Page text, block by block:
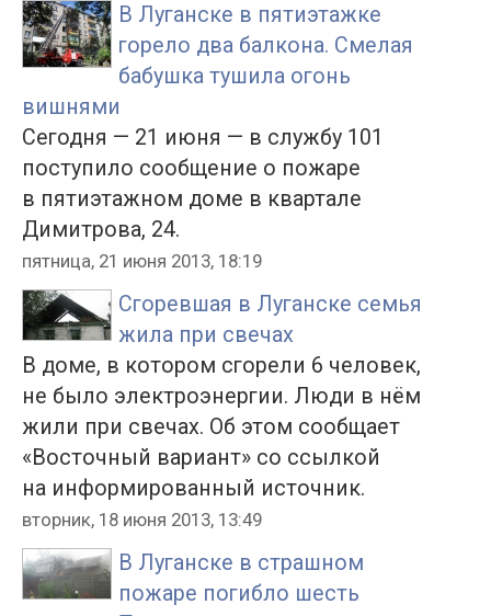
В Луганске в пятиэтажке
горело два балкона. Смелая
бабушка тушила огонь
вишнями
Сегодня — 21 июня — в службу 101
поступило сообщение о пожаре
в пятиэтажном доме в квартале
Димитрова, 24.
пятница, 21 июня 2013, 18:19
Сгоревшая в Луганске семья
жила при свечах
В доме, в котором сгорели 6 человек,
не было электроэнергии. Люди в нём
жили при свечах. Об этом сообщает
«Восточный вариант» со ссылкой
на информированный источник.
вторник, 18 июня 2013, 13:49
В Луганске в страшном
пожаре погибло шесть